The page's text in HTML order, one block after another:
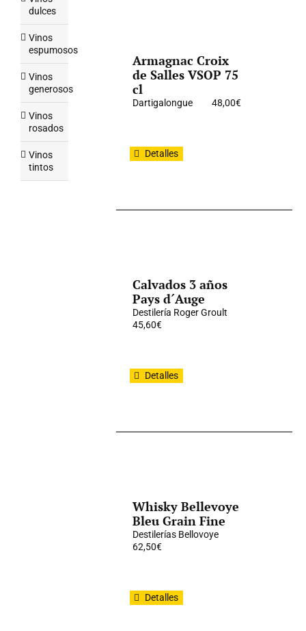
Armagnac Croix
de Salles VSOP 75
cl
Dartigalongue 48,00€
Detalles
Calvados 3 años
Pays d´Auge
Destilería Roger Groult
45,60€
Detalles
Whisky Bellevoye
Bleu Grain Fine
Destilerías Bellovoye
62,50€
Detalles
dulces
Vinos
espumosos
Vinos
generosos
Vinos
rosados
Vinos
tintos